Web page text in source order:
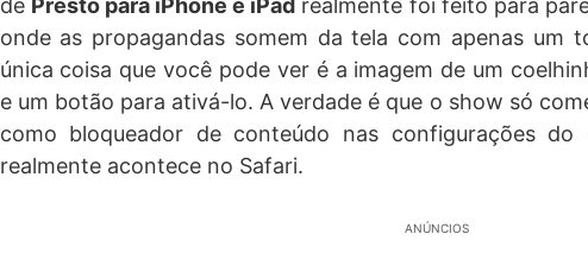
onde as propagandas somem da tela com apenas um
única coisa que você pode ver é a imagem de um
e um botão para ativá-lo. A verdade é que o show só
como bloqueador de conteúdo nas configurações do
realmente acontece no Safari.
ANÚNCIOS